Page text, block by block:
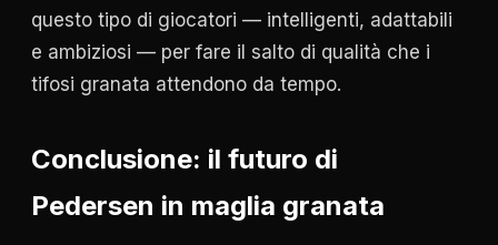
questo tipo di giocatori — intelligenti, adattabili
e ambiziosi — per fare il salto di qualità che i
tifosi granata attendono da tempo.
Conclusione: il futuro di
Pedersen in maglia granata